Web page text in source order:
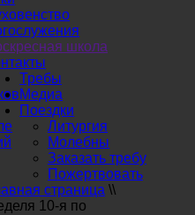
школа
Требы
Литургия
Молебны
Заказать требу
Пожертвовать
Медиа
Поездки
страница \\
10-я по